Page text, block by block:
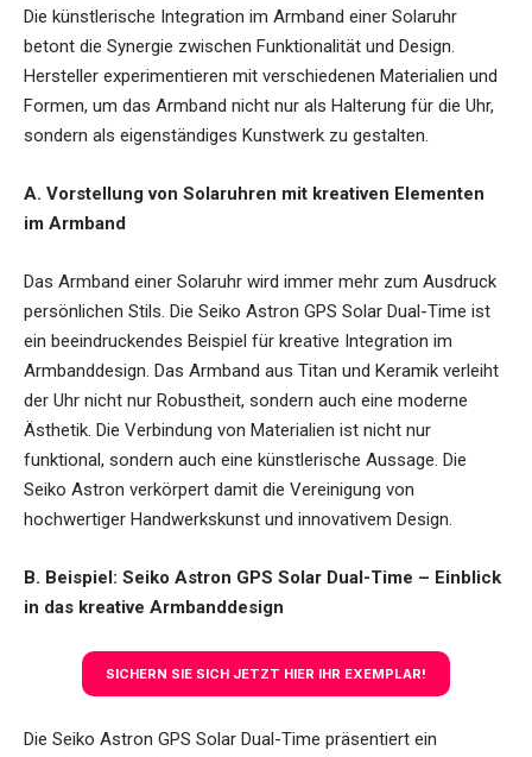
Die künstlerische Integration im Armband einer Solaruhr
betont die Synergie zwischen Funktionalität und Design.
Hersteller experimentieren mit verschiedenen Materialien und
Formen, um das Armband nicht nur als Halterung für die Uhr,
sondern als eigenständiges Kunstwerk zu gestalten.
A. Vorstellung von Solaruhren mit kreativen Elementen
im Armband
Das Armband einer Solaruhr wird immer mehr zum Ausdruck
persönlichen Stils. Die Seiko Astron GPS Solar Dual-Time ist
ein beeindruckendes Beispiel für kreative Integration im
Armbanddesign. Das Armband aus Titan und Keramik verleiht
der Uhr nicht nur Robustheit, sondern auch eine moderne
Ästhetik. Die Verbindung von Materialien ist nicht nur
funktional, sondern auch eine künstlerische Aussage. Die
Seiko Astron verkörpert damit die Vereinigung von
hochwertiger Handwerkskunst und innovativem Design.
B. Beispiel: Seiko Astron GPS Solar Dual-Time – Einblick
in das kreative Armbanddesign
SICHERN SIE SICH JETZT HIER IHR EXEMPLAR!
Die Seiko Astron GPS Solar Dual-Time präsentiert ein